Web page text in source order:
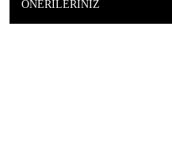
ÖNERILERINIZ